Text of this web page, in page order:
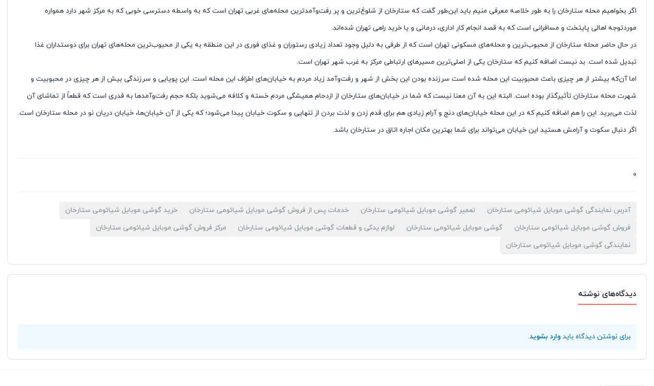
اگر بخواهیم محله ستارخان را به طور خلاصه معرفی منیم باید این‌طور گفت که ستارخان از شلوغ‌ترین و پر رفت‌وآمدترین محله‌های غربی تهران است که به واسطه دسترسی خوبی که به مرکز شهر دارد همواره
موردتوجه اهالی پایتخت و مسافرانی است که به قصد انجام کار اداری، درمانی و یا خرید راهی تهران شده‌اند.
در حال حاضر محله ستارخان از محبوب‌ترین و محله‌های مسکونی تهران است که از طرفی به دلیل وجود تعداد زیادی رستوران و غذای فوری در این منطقه به یکی از محبوب‌ترین محله‌های تهران برای دوستداران غذا
تبدیل شده است. بد نیست اضافه کنیم که ستارخان یکی از اصلی‌ترین مسیرهای ارتباطی مرکز به غرب شهر تهران است.
اما آن‌که بیشتر از هر چیزی باعث محبوبیت این محله شده است سرزنده بودن این بخش از شهر و رفت‌وآمد زیاد مردم به خیابان‌های اطراف این محله است. این پویایی و سرزندگی بیش از هر چیزی در محبوبیت و
شهرت محله ستارخان تأثیرگذار بوده است. البته این به آن معنا نیست که شما در خیابان‌های ستارخان از ازدحام همیشگی مردم خسته و کلافه می‌شوید بلکه حجم رفت‌وآمدها به قدری است که قطعاً از تماشای آن
لذت می‌برید. این را هم اضافه کنیم که در این محله خیابان‌های دنج و آرام زیادی هم برای قدم زدن و لذت بردن از تنهایی و سکوت خیابان پیدا می‌شود؛ که یکی از آن خیابان‌ها، خیابان دریان نو در محله ستارخان است.
اگر دنبال سکوت و آرامش هستید این خیابان می‌تواند برای شما بهترین مکان اجاره اتاق در ستارخان باشد.
0
آدرس نمایندگی گوشی موبایل شیائومی ستارخان تعمیر گوشی موبایل شیائومی ستارخان خدمات پس از فروش گوشی موبایل شیائومی ستارخان
خرید گوشی موبایل شیائومی ستارخان
فروش گوشی موبایل شیائومی ستارخان
گوشی موبایل شیائومی ستارخان لوازم یدکی و قطعات گوشی موبایل شیائومی ستارخان
مرکز فروش گوشی موبایل شیائومی ستارخان
نمایندگی گوشی موبایل شیائومی ستارخان
دیدگاه‌های نوشته
برای نوشتن دیدگاه باید وارد بشوید.